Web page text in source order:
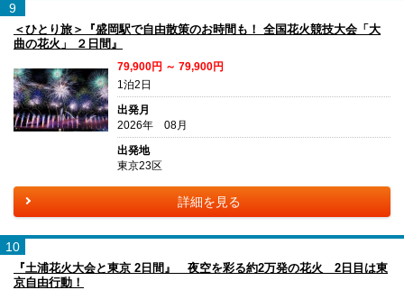
9
＜ひとり旅＞『盛岡駅で自由散策のお時間も！ 全国花火競技大会「大
曲の花火」 ２日間』
79,900円 ～ 79,900円
1泊2日
出発月
2026年 08月
出発地
東京23区
詳細を見る
10
『土浦花火大会と東京 2日間』 夜空を彩る約2万発の花火 2日目は東
京自由行動！